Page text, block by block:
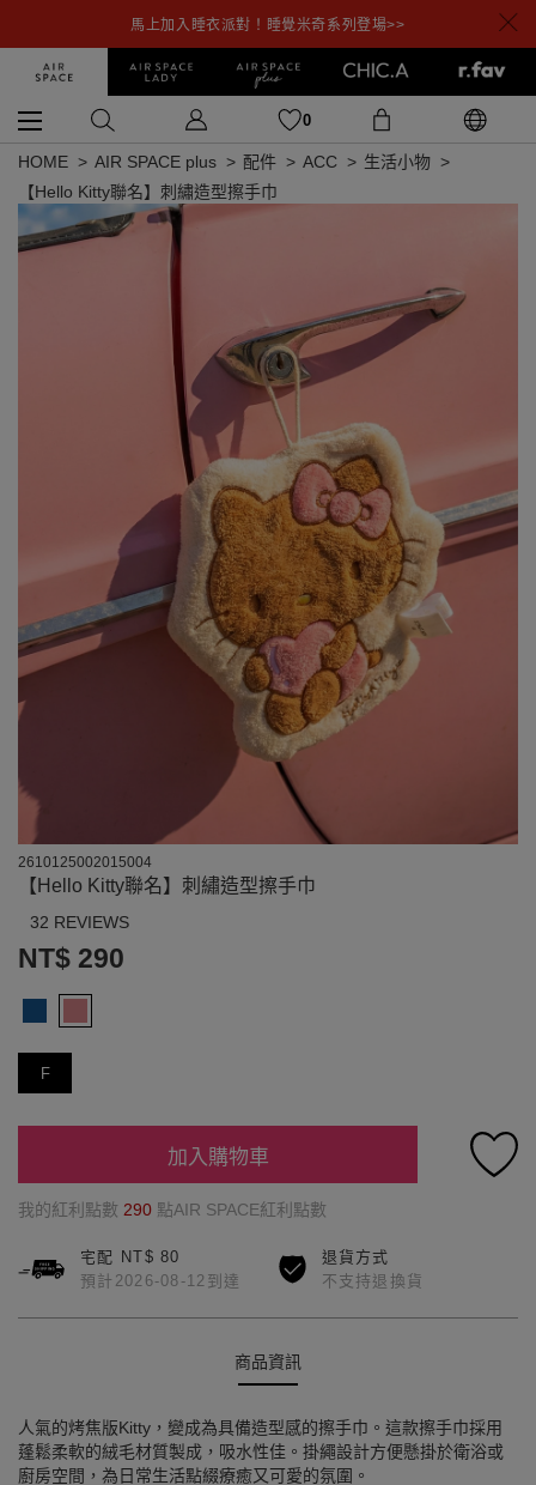
馬上加入睡衣派對！睡覺米奇系列登場>>
0
HOME AIR SPACE plus 配件 ACC
生活小物
【Hello Kitty聯名】刺繡造型擦手巾
2610125002015004
【Hello Kitty聯名】刺繡造型擦手巾
32 REVIEWS
NT$ 290
F
加入購物車
我的紅利點數 290 點AIR SPACE紅利點數
宅配 NT$ 80
預計2026-08-12到達
退貨方式
不支持退換貨
商品資訊
人氣的烤焦版Kitty，變成為具備造型感的擦手巾。這款擦手巾採用
蓬鬆柔軟的絨毛材質製成，吸水性佳。掛繩設計方便懸掛於衛浴或
廚房空間，為日常生活點綴療癒又可愛的氛圍。